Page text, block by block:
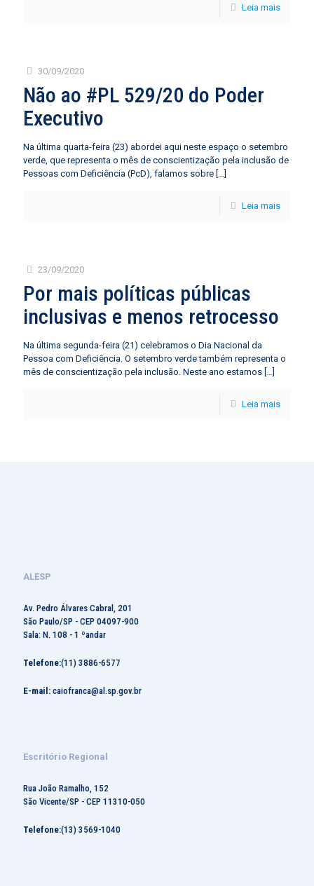
Leia mais
30/09/2020
Não ao #PL 529/20 do Poder
Executivo
Na última quarta-feira (23) abordei aqui neste espaço o setembro
verde, que representa o mês de conscientização pela inclusão de
Pessoas com Deficiência (PcD), falamos sobre […]
Leia mais
23/09/2020
Por mais políticas públicas
inclusivas e menos retrocesso
Na última segunda-feira (21) celebramos o Dia Nacional da
Pessoa com Deficiência. O setembro verde também representa o
mês de conscientização pela inclusão. Neste ano estamos […]
Leia mais
ALESP
Av. Pedro Álvares Cabral, 201
São Paulo/SP - CEP 04097-900
Sala: N. 108 - 1 ºandar
Telefone:(11) 3886-6577
E-mail: caiofranca@al.sp.gov.br
Escritório Regional
Rua João Ramalho, 152
São Vicente/SP - CEP 11310-050
Telefone:(13) 3569-1040